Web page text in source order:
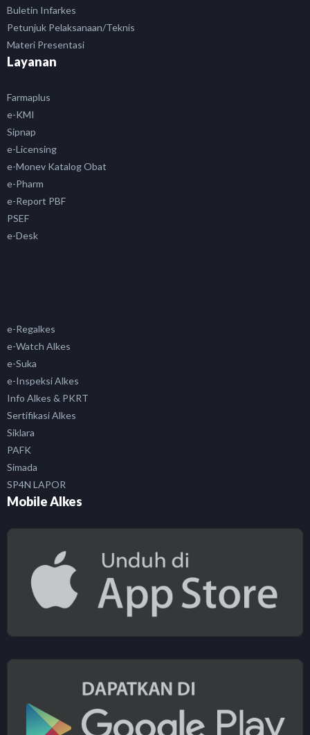
Buletin Infarkes
Petunjuk Pelaksanaan/Teknis
Materi Presentasi
Layanan
Farmaplus
e-KMI
Sipnap
e-Licensing
e-Monev Katalog Obat
e-Pharm
e-Report PBF
PSEF
e-Desk
e-Regalkes
e-Watch Alkes
e-Suka
e-Inspeksi Alkes
Info Alkes & PKRT
Sertifikasi Alkes
Siklara
PAFK
Simada
SP4N LAPOR
Mobile Alkes